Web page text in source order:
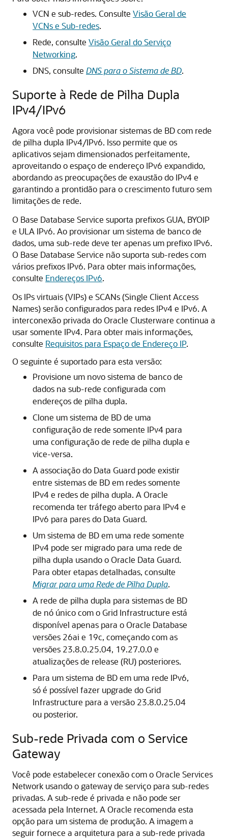
VCN e sub-redes. Consulte Visão Geral de
VCNs e Sub-redes.
Rede, consulte Visão Geral do Serviço
Networking.
DNS, consulte DNS para o Sistema de BD.
Suporte à Rede de Pilha Dupla
IPv4/IPv6
Agora você pode provisionar sistemas de BD com rede
de pilha dupla IPv4/IPv6. Isso permite que os
aplicativos sejam dimensionados perfeitamente,
aproveitando o espaço de endereço IPv6 expandido,
abordando as preocupações de exaustão do IPv4 e
garantindo a prontidão para o crescimento futuro sem
limitações de rede.
O Base Database Service suporta prefixos GUA, BYOIP
e ULA IPv6. Ao provisionar um sistema de banco de
dados, uma sub-rede deve ter apenas um prefixo IPv6.
O Base Database Service não suporta sub-redes com
vários prefixos IPv6. Para obter mais informações,
consulte Endereços IPv6.
Os IPs virtuais (VIPs) e SCANs (Single Client Access
Names) serão configurados para redes IPv4 e IPv6. A
interconexão privada do Oracle Clusterware continua a
usar somente IPv4. Para obter mais informações,
consulte Requisitos para Espaço de Endereço IP.
O seguinte é suportado para esta versão:
Provisione um novo sistema de banco de
dados na sub-rede configurada com
endereços de pilha dupla.
Clone um sistema de BD de uma
configuração de rede somente IPv4 para
uma configuração de rede de pilha dupla e
vice-versa.
A associação do Data Guard pode existir
entre sistemas de BD em redes somente
IPv4 e redes de pilha dupla. A Oracle
recomenda ter tráfego aberto para IPv4 e
IPv6 para pares do Data Guard.
Um sistema de BD em uma rede somente
IPv4 pode ser migrado para uma rede de
pilha dupla usando o Oracle Data Guard.
Para obter etapas detalhadas, consulte
Migrar para uma Rede de Pilha Dupla.
A rede de pilha dupla para sistemas de BD
de nó único com o Grid Infrastructure está
disponível apenas para o Oracle Database
versões 26ai e 19c, começando com as
versões 23.8.0.25.04, 19.27.0.0 e
atualizações de release (RU) posteriores.
Para um sistema de BD em uma rede IPv6,
só é possível fazer upgrade do Grid
Infrastructure para a versão 23.8.0.25.04
ou posterior.
Sub-rede Privada com o Service
Gateway
Você pode estabelecer conexão com o Oracle Services
Network usando o gateway de serviço para sub-redes
privadas. A sub-rede é privada e não pode ser
acessada pela Internet. A Oracle recomenda esta
opção para um sistema de produção. A imagem a
seguir fornece a arquitetura para a sub-rede privada